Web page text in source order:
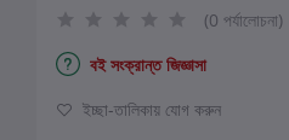
(0 পর্যালোচনা)
বই সংক্রান্ত জিজ্ঞাসা
ইচ্ছা-তালিকায় যোগ করুন